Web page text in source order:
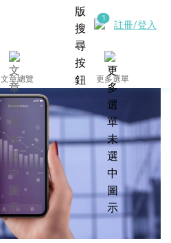
註冊/登入
文章總覽 更多選單